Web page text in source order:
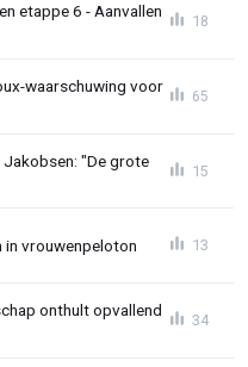
etappe 6 - Aanvallen
18
waarschuwing voor
65
"De grote
15
in vrouwenpeloton 13
onthult opvallend
34